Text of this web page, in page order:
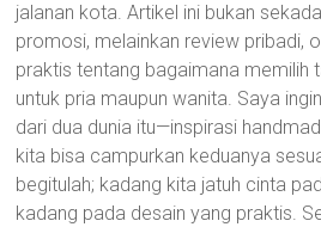
jalanan kota. Artikel ini bukan
promosi, melainkan review pribadi,
praktis tentang bagaimana memilih
untuk pria maupun wanita. Saya
dari dua dunia itu—inspirasi
kita bisa campurkan keduanya
begitulah; kadang kita jatuh cinta
kadang pada desain yang praktis.